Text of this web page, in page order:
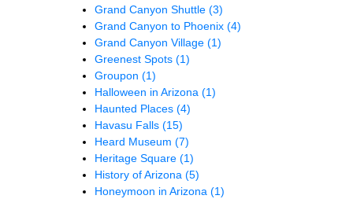
Grand Canyon Shuttle (3)
Grand Canyon to Phoenix (4)
Grand Canyon Village (1)
Greenest Spots (1)
Groupon (1)
Halloween in Arizona (1)
Haunted Places (4)
Havasu Falls (15)
Heard Museum (7)
Heritage Square (1)
History of Arizona (5)
Honeymoon in Arizona (1)